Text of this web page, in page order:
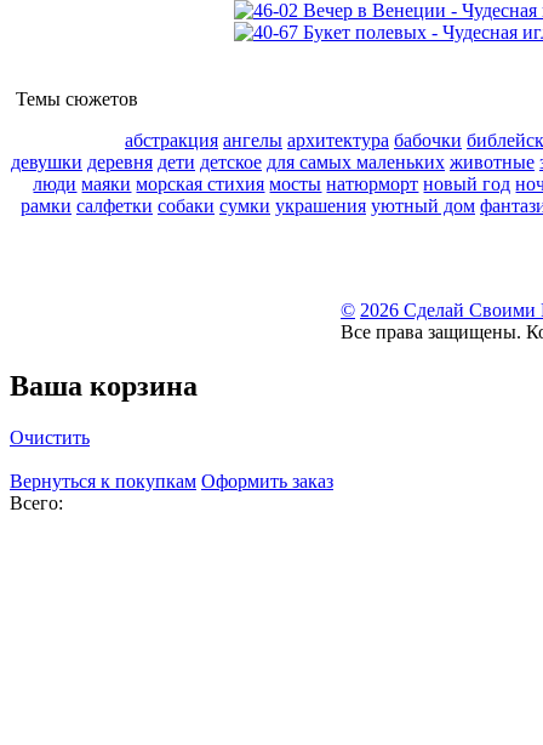
Темы сюжетов
абстракция ангелы архитектура бабочки
девушки деревня дети детское для самых маленьких животные
люди маяки морская стихия мосты натюрморт новый год
рамки салфетки собаки сумки украшения уютный дом
© 2026 Сделай Своими
Все права защищены.
Ваша корзина
Очистить
Вернуться к покупкам Оформить заказ
Всего: